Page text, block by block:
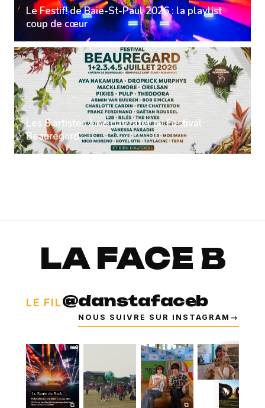
Le Festif! de Baie-St-Paul 2026 : la playlist
coup de cœur
Les 8 artistes à ne pas rater au Festival
Beauregard
LA FACE B
LE FIL@danstafaceb
NOUS SUIVRE SUR INSTAGRAM →
⧉ ⧉